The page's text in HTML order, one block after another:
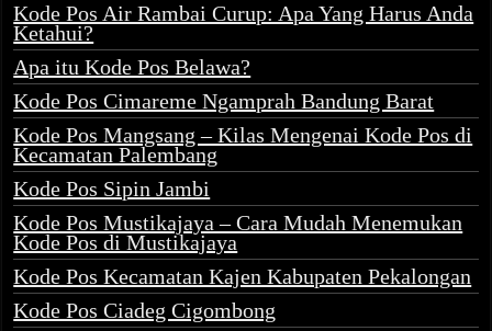
Kode Pos Air Rambai Curup: Apa Yang Harus Anda
Ketahui?
Apa itu Kode Pos Belawa?
Kode Pos Cimareme Ngamprah Bandung Barat
Kode Pos Mangsang – Kilas Mengenai Kode Pos di
Kecamatan Palembang
Kode Pos Sipin Jambi
Kode Pos Mustikajaya – Cara Mudah Menemukan
Kode Pos di Mustikajaya
Kode Pos Kecamatan Kajen Kabupaten Pekalongan
Kode Pos Ciadeg Cigombong